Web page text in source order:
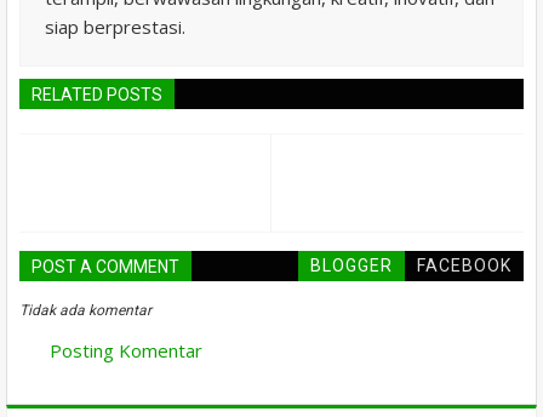
siap berprestasi.
RELATED POSTS
POST A COMMENT BLOGGER FACEBOOK
Tidak ada komentar
Posting Komentar